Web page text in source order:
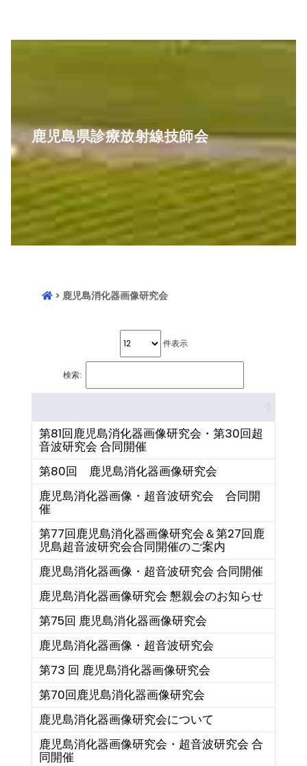
鹿児島県診療放射線技師会
> 鹿児島消化器画像研究会
件表示
検索:
第81回鹿児島消化器画像研究会・第30回超
音波研究会 合同開催
第80回 鹿児島消化器画像研究会
鹿児島消化器画像・超音波研究会 合同開
催
第77回鹿児島消化器画像研究会＆第27回鹿
児島超音波研究会合同開催のご案内
鹿児島消化器画像・超音波研究会 合同開催
鹿児島消化器画像研究会 懇親会のお知らせ
第75回 鹿児島消化器画像研究会
鹿児島消化器画像・超音波研究会
第73 回 鹿児島消化器画像研究会
第70回鹿児島消化器画像研究会
鹿児島消化器画像研究会について
鹿児島消化器画像研究会・超音波研究会 合
同開催